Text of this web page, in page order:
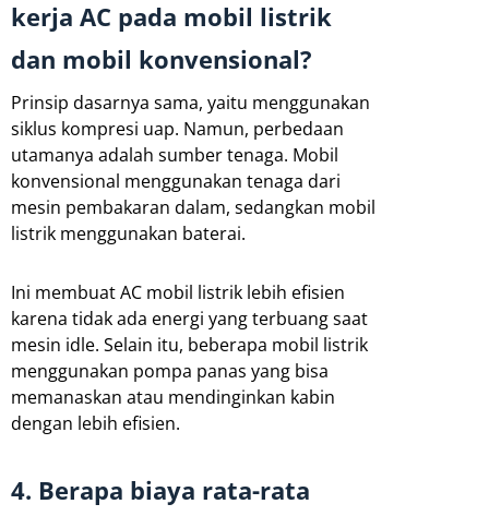
kerja AC pada mobil listrik
dan mobil konvensional?
Prinsip dasarnya sama, yaitu menggunakan
siklus kompresi uap. Namun, perbedaan
utamanya adalah sumber tenaga. Mobil
konvensional menggunakan tenaga dari
mesin pembakaran dalam, sedangkan mobil
listrik menggunakan baterai.
Ini membuat AC mobil listrik lebih efisien
karena tidak ada energi yang terbuang saat
mesin idle. Selain itu, beberapa mobil listrik
menggunakan pompa panas yang bisa
memanaskan atau mendinginkan kabin
dengan lebih efisien.
4. Berapa biaya rata-rata